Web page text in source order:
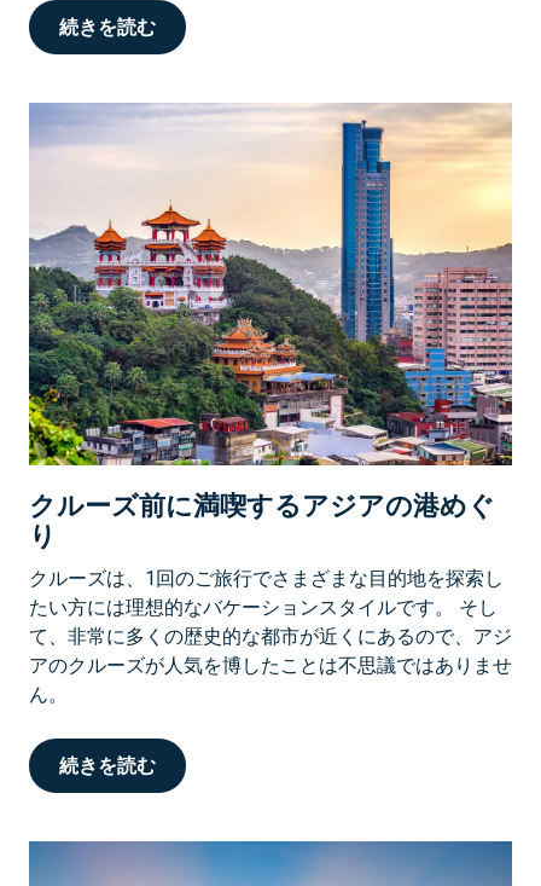
続きを読む
クルーズ前に満喫するアジアの港めぐ
り
クルーズは、1回のご旅行でさまざまな目的地を探索し
たい方には理想的なバケーションスタイルです。 そし
て、非常に多くの歴史的な都市が近くにあるので、アジ
アのクルーズが人気を博したことは不思議ではありませ
ん。
続きを読む